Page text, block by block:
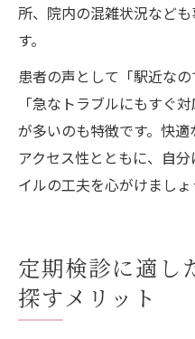
所、院内の混雑状況など
す。
患者の声として「駅近な
「急なトラブルにもすぐ
が多いのも特徴です。快適
アクセス性とともに、自
イルの工夫を心がけましょ
定期検診に適し
探すメリット